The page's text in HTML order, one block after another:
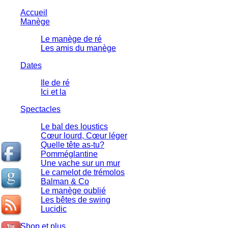
Accueil
Manège
Le manège de ré
Les amis du manège
Dates
Ile de ré
Ici et la
Spectacles
Le bal des loustics
Cœur lourd, Cœur léger
Quelle tête as-tu?
Pomméglantine
Une vache sur un mur
Le camelot de trémolos
Balman & Co
Le manège oublié
Les bêtes de swing
Lucidic
Shop et plus